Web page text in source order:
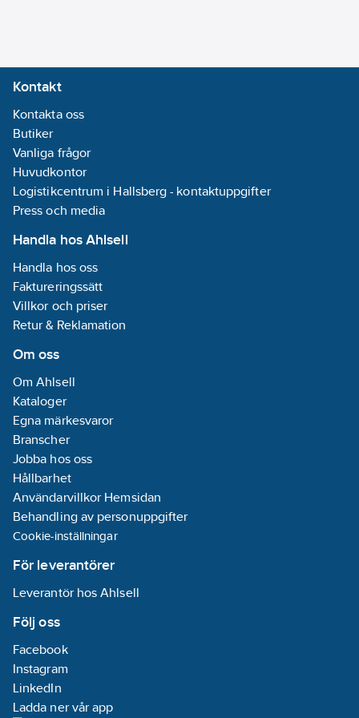
Kontakt
Kontakta oss
Butiker
Vanliga frågor
Huvudkontor
Logistikcentrum i Hallsberg - kontaktuppgifter
Press och media
Handla hos Ahlsell
Handla hos oss
Faktureringssätt
Villkor och priser
Retur & Reklamation
Om oss
Om Ahlsell
Kataloger
Egna märkesvaror
Branscher
Jobba hos oss
Hållbarhet
Användarvillkor Hemsidan
Behandling av personuppgifter
Cookie-inställningar
För leverantörer
Leverantör hos Ahlsell
Följ oss
Facebook
Instagram
LinkedIn
Ladda ner vår app